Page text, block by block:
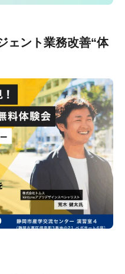
ェント業務改善“体